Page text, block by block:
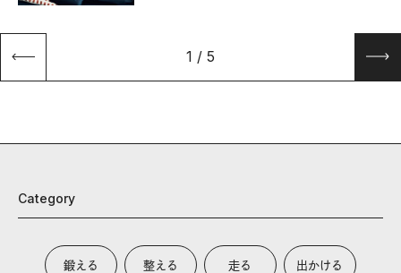
1 / 5
Category
鍛える 整える 走る 出かける